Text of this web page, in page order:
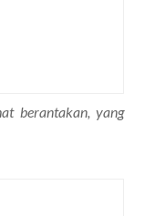
berantakan, yang